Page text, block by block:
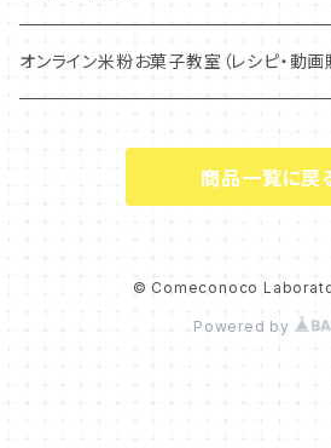
オンライン米粉お菓子教室（レシピ・動画
商品一覧に戻
© Comeconoco
Powered by